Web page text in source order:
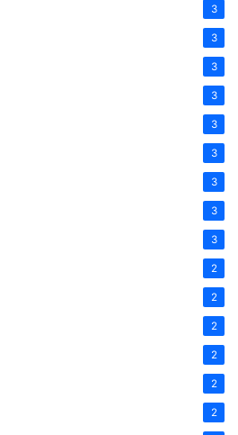
3
3
3
3
3
3
3
3
3
2
2
2
2
2
2